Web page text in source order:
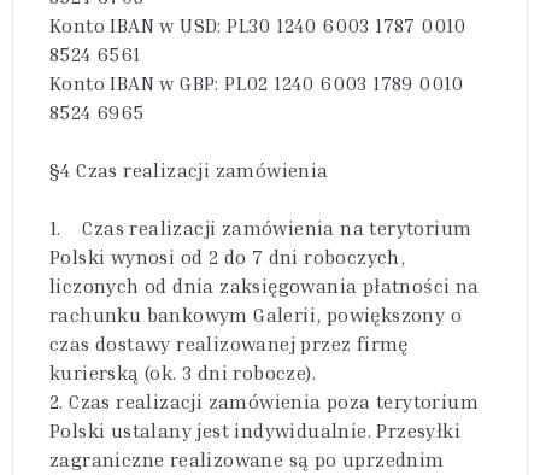
Konto IBAN w USD: PL30 1240 6003 1787 0010
8524 6561
Konto IBAN w GBP: PL02 1240 6003 1789 0010
8524 6965
§4 Czas realizacji zamówienia
1. Czas realizacji zamówienia na terytorium
Polski wynosi od 2 do 7 dni roboczych,
liczonych od dnia zaksięgowania płatności na
rachunku bankowym Galerii, powiększony o
czas dostawy realizowanej przez firmę
kurierską (ok. 3 dni robocze).
2. Czas realizacji zamówienia poza terytorium
Polski ustalany jest indywidualnie. Przesyłki
zagraniczne realizowane są po uprzednim